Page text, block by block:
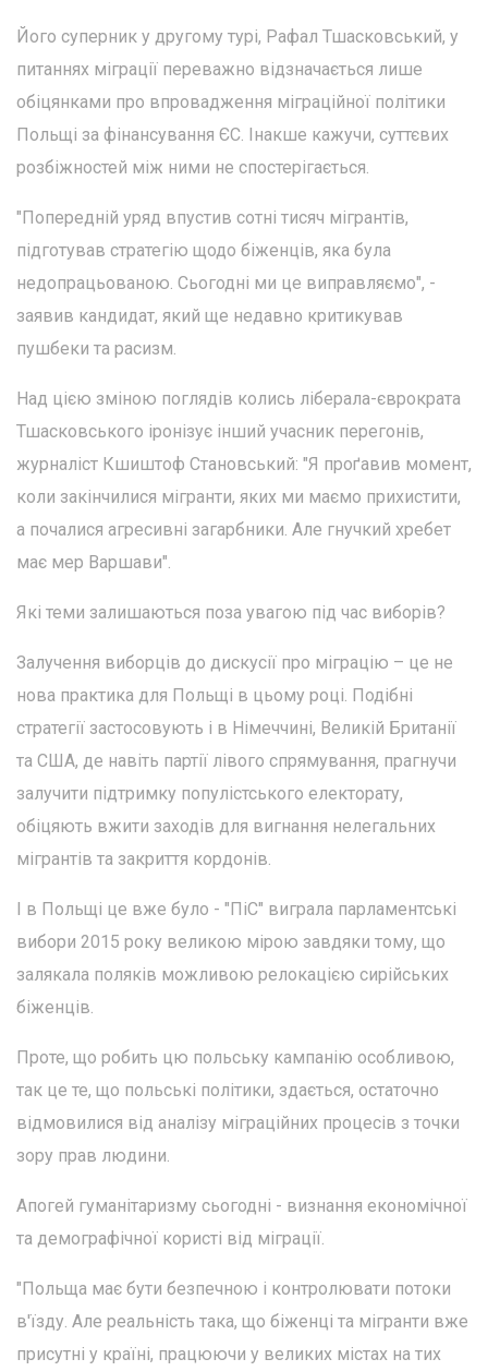
Його суперник у другому турі, Рафал Тшасковський, у
питаннях міграції переважно відзначається лише
обіцянками про впровадження міграційної політики
Польщі за фінансування ЄС. Інакше кажучи, суттєвих
розбіжностей між ними не спостерігається.
"Попередній уряд впустив сотні тисяч мігрантів,
підготував стратегію щодо біженців, яка була
недопрацьованою. Сьогодні ми це виправляємо", -
заявив кандидат, який ще недавно критикував
пушбеки та расизм.
Над цією зміною поглядів колись ліберала-єврократа
Тшасковського іронізує інший учасник перегонів,
журналіст Кшиштоф Становський: "Я проґавив момент,
коли закінчилися мігранти, яких ми маємо прихистити,
а почалися агресивні загарбники. Але гнучкий хребет
має мер Варшави".
Які теми залишаються поза увагою під час виборів?
Залучення виборців до дискусії про міграцію – це не
нова практика для Польщі в цьому році. Подібні
стратегії застосовують і в Німеччині, Великій Британії
та США, де навіть партії лівого спрямування, прагнучи
залучити підтримку популістського електорату,
обіцяють вжити заходів для вигнання нелегальних
мігрантів та закриття кордонів.
І в Польщі це вже було - "ПіС" виграла парламентські
вибори 2015 року великою мірою завдяки тому, що
залякала поляків можливою релокацією сирійських
біженців.
Проте, що робить цю польську кампанію особливою,
так це те, що польські політики, здається, остаточно
відмовилися від аналізу міграційних процесів з точки
зору прав людини.
Апогей гуманітаризму сьогодні - визнання економічної
та демографічної користі від міграції.
"Польща має бути безпечною і контролювати потоки
в'їзду. Але реальність така, що біженці та мігранти вже
присутні у країні, працюючи у великих містах на тих